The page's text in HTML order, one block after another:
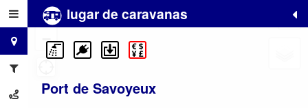
lugar de caravanas
Port de Savoyeux
+
−